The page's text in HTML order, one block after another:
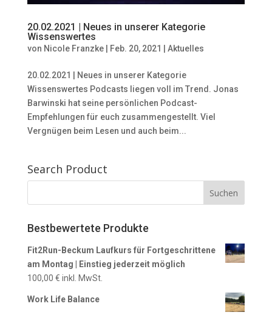
20.02.2021 | Neues in unserer Kategorie
Wissenswertes
von Nicole Franzke| Feb. 20, 2021 Aktuelles
20.02.2021 | Neues in unserer Kategorie
Wissenswertes Podcasts liegen voll im Trend. Jonas
Barwinski hat seine persönlichen Podcast-
Empfehlungen für euch zusammengestellt. Viel
Vergnügen beim Lesen und auch beim...
Search Product
Bestbewertete Produkte
Fit2Run-Beckum Laufkurs für Fortgeschrittene
am Montag | Einstieg jederzeit möglich
100,00 € inkl. MwSt.
Work Life Balance